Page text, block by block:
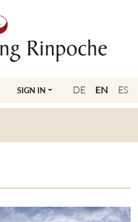
DE EN ES
SIGN IN